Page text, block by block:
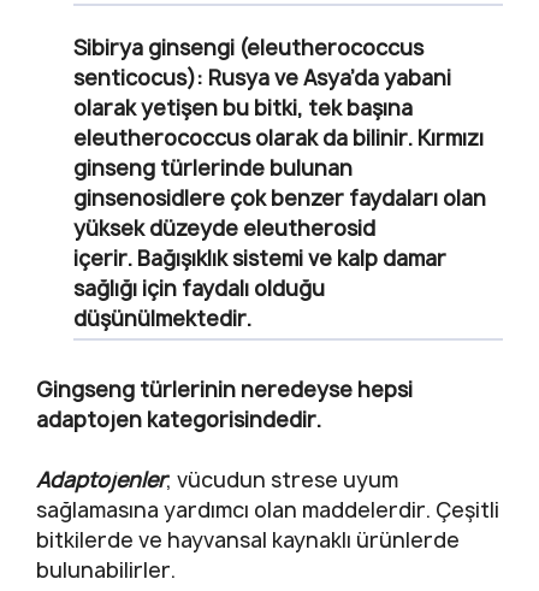
Sibirya ginsengi (eleutherococcus
senticocus): Rusya ve Asya’da yabani
olarak yetişen bu bitki, tek başına
eleutherococcus olarak da bilinir. Kırmızı
ginseng türlerinde bulunan
ginsenosidlere çok benzer faydaları olan
yüksek düzeyde eleutherosid
içerir. Bağışıklık sistemi ve kalp damar
sağlığı için faydalı olduğu
düşünülmektedir.
Gingseng türlerinin neredeyse hepsi
adaptojen kategorisindedir.
Adaptojenler, vücudun strese uyum
sağlamasına yardımcı olan maddelerdir. Çeşitli
bitkilerde ve hayvansal kaynaklı ürünlerde
bulunabilirler.